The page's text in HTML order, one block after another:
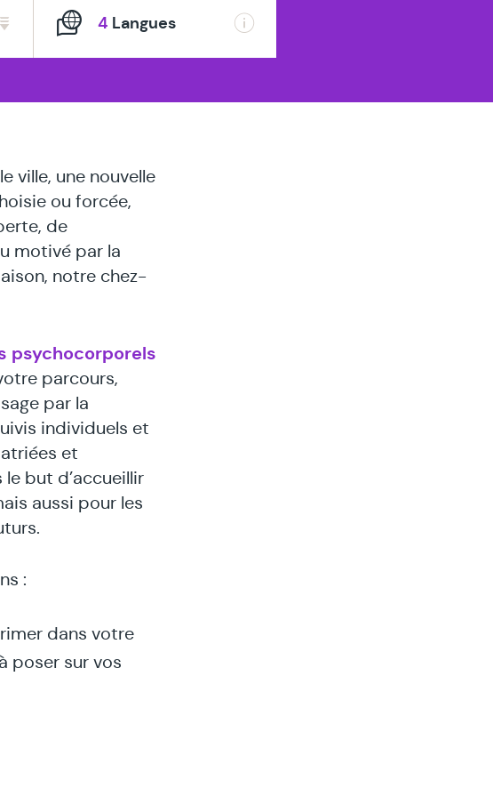
4 Langues
ville, une nouvelle
ou forcée,
de
motivé par la
notre chez-
psychocorporels
parcours,
par la
individuels et
et
but d’accueillir
aussi pour les
:
dans votre
poser sur vos